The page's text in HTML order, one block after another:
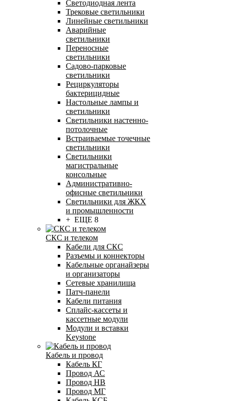
Светодиодная лента
Трековые светильники
Линейные светильники
Аварийные
светильники
Переносные
светильники
Садово-парковые
светильники
Рециркуляторы
бактерицидные
Настольные лампы и
светильники
Светильники настенно-
потолочные
Встраиваемые точечные
светильники
Светильники
магистральные
консольные
Административно-
офисные светильники
Светильники для ЖКХ
и промышленности
+ ЕЩЕ 8
СКС и телеком
Кабели для СКС
Разъемы и коннекторы
Кабельные органайзеры
и организаторы
Сетевые хранилища
Патч-панели
Кабели питания
Сплайс-кассеты и
кассетные модули
Модули и вставки
Keystone
Кабель и провод
Кабель КГ
Провод АС
Провод НВ
Провод МГ